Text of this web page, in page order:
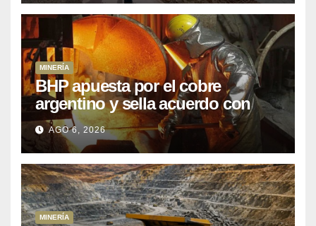
MINERÍA
BHP apuesta por el cobre
argentino y sella acuerdo con
Kobrea para siete proyecto
AGO 6, 2026
MINERÍA